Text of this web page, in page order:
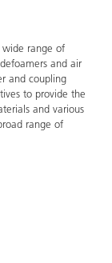
wide range of
and air
and coupling
to provide the
and various
range of